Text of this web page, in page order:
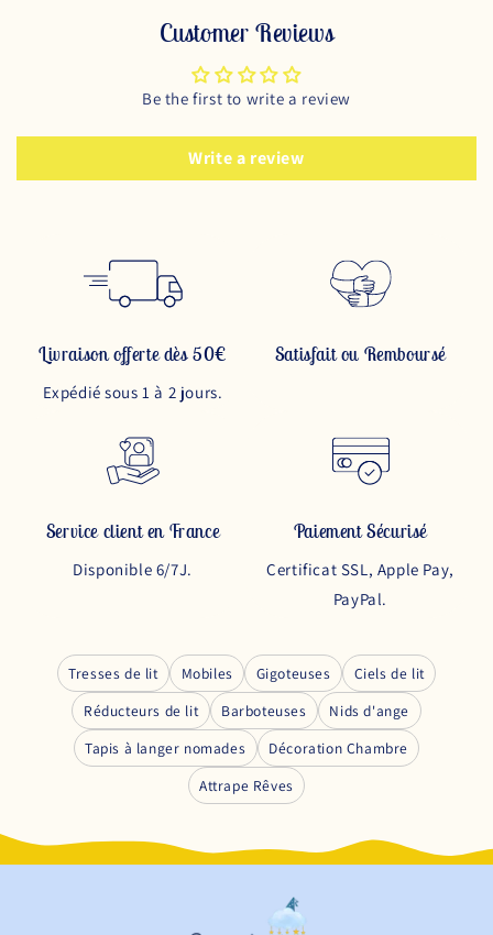
Customer Reviews
Be the first to write a review
Write a review
Livraison offerte dès 50€
Expédié sous 1 à 2 jours.
Satisfait ou Remboursé
Service client en France
Disponible 6/7J.
Paiement Sécurisé
Certificat SSL, Apple Pay,
PayPal.
Tresses de lit Mobiles Gigoteuses
Ciels de lit
Réducteurs de lit
Barboteuses
Nids d'ange
Tapis à langer nomades
Décoration Chambre
Attrape Rêves